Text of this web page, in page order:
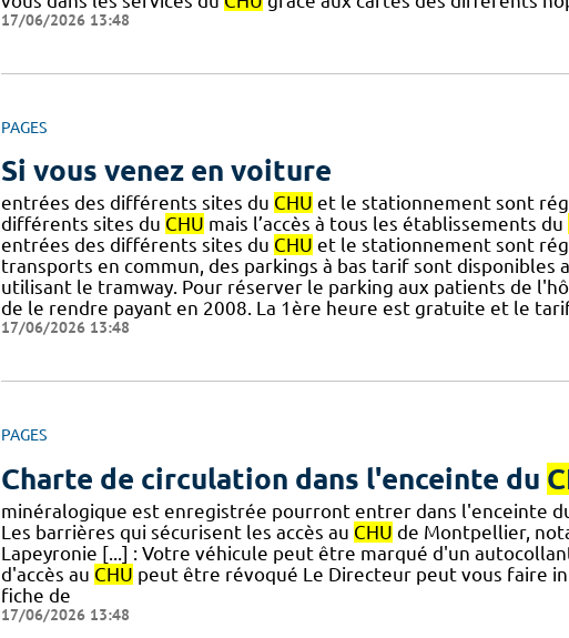
17/06/2026 13:48
PAGES
Si vous venez en voiture
entrées des différents sites du CHU et le stationnement sont
différents sites du CHU mais l’accès à tous les établissements du
entrées des différents sites du CHU et le stationnement sont
transports en commun, des parkings à bas tarif sont disponibles
utilisant le tramway. Pour réserver le parking aux patients de
de le rendre payant en 2008. La 1ère heure est gratuite et le
17/06/2026 13:48
PAGES
Charte de circulation dans l'enceinte du
minéralogique est enregistrée pourront entrer dans l'enceinte
Les barrières qui sécurisent les accès au CHU de Montpellier,
Lapeyronie [...] : Votre véhicule peut être marqué d'un
d'accès au CHU peut être révoqué Le Directeur peut vous faire
fiche de
17/06/2026 13:48